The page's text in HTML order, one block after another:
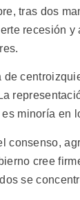
tras dos
recesión
minoría en
consenso,
cree
se